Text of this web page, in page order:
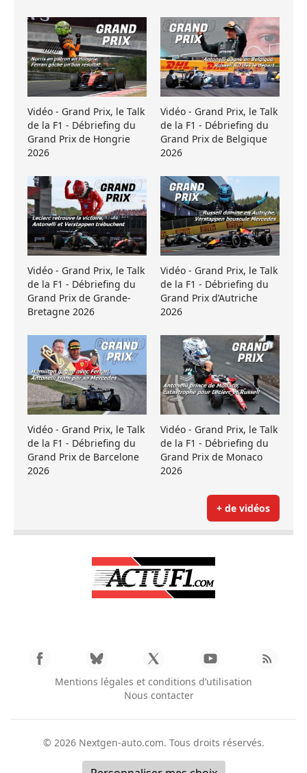
Vidéo - Grand Prix, le Talk
de la F1 - Débriefing du
Grand Prix de Hongrie
2026
Vidéo - Grand Prix, le Talk
de la F1 - Débriefing du
Grand Prix de Belgique
2026
Vidéo - Grand Prix, le Talk
de la F1 - Débriefing du
Grand Prix de Grande-
Bretagne 2026
Vidéo - Grand Prix, le Talk
de la F1 - Débriefing du
Grand Prix d’Autriche
2026
Vidéo - Grand Prix, le Talk
de la F1 - Débriefing du
Grand Prix de Barcelone
2026
Vidéo - Grand Prix, le Talk
de la F1 - Débriefing du
Grand Prix de Monaco
2026
+ de vidéos
Mentions légales et conditions d’utilisation
Nous contacter
© 2026 Nextgen-auto.com. Tous droits réservés.